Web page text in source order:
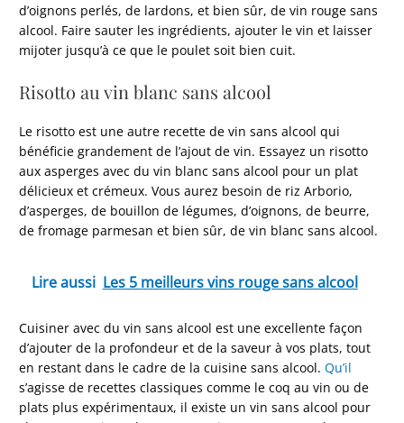
d’oignons perlés, de lardons, et bien sûr, de vin rouge sans
alcool. Faire sauter les ingrédients, ajouter le vin et laisser
mijoter jusqu’à ce que le poulet soit bien cuit.
Risotto au vin blanc sans alcool
Le risotto est une autre recette de vin sans alcool qui
bénéficie grandement de l’ajout de vin. Essayez un risotto
aux asperges avec du vin blanc sans alcool pour un plat
délicieux et crémeux. Vous aurez besoin de riz Arborio,
d’asperges, de bouillon de légumes, d’oignons, de beurre,
de fromage parmesan et bien sûr, de vin blanc sans alcool.
Lire aussi Les 5 meilleurs vins rouge sans alcool
Cuisiner avec du vin sans alcool est une excellente façon
d’ajouter de la profondeur et de la saveur à vos plats, tout
en restant dans le cadre de la cuisine sans alcool.Qu’il
s’agisse de recettes classiques comme le coq au vin ou de
plats plus expérimentaux, il existe un vin sans alcool pour